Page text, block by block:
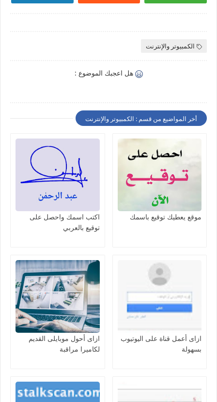
الكمبيوتر والإنترنت
هل اعجبك الموضوع :
أخر المواضيع من قسم : الكمبيوتر والإنترنت
موقع يعطيك توقيع باسمك
اكتب اسمك واحصل على
توقيع بالعربي
ازاى أعمل قناة على اليوتيوب
بسهولة
ازاى أحول موبايلى القديم
لكاميرا مراقبة